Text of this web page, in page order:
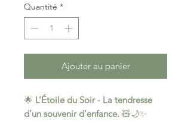
Quantité *
Ajouter au panier
🌟 L’Étoile du Soir - La tendresse
d’un souvenir d’enfance. 🧸🌙✨